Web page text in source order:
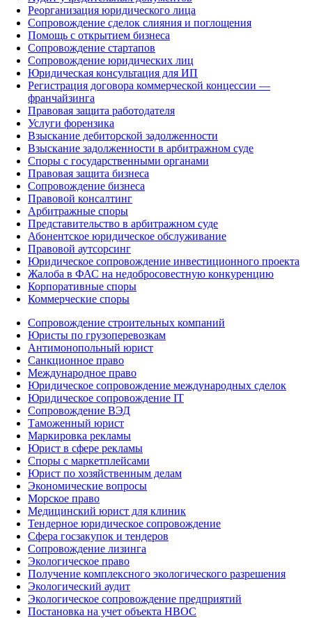
Реорганизация юридического лица
Сопровождение сделок слияния и поглощения
Помощь с открытием бизнеса
Сопровождение стартапов
Сопровождение юридических лиц
Юридическая консультация для ИП
Регистрация договора коммерческой концессии —
франчайзинга
Правовая защита работодателя
Услуги форензика
Взыскание дебиторской задолженности
Взыскание задолженности в арбитражном суде
Споры с государственными органами
Правовая защита бизнеса
Сопровождение бизнеса
Правовой консалтинг
Арбитражные споры
Представительство в арбитражном суде
Абонентское юридическое обслуживание
Правовой аутсорсинг
Юридическое сопровождение инвестиционного проекта
Жалоба в ФАС на недобросовестную конкуренцию
Корпоративные споры
Коммерческие споры
Сопровождение строительных компаний
Юристы по грузоперевозкам
Антимонопольный юрист
Санкционное право
Международное право
Юридическое сопровождение международных сделок
Юридическое сопровождение IT
Сопровождение ВЭД
Таможенный юрист
Маркировка рекламы
Юрист в сфере рекламы
Споры с маркетплейсами
Юрист по хозяйственным делам
Экономические вопросы
Морское право
Медицинский юрист для клиник
Тендерное юридическое сопровождение
Сфера госзакупок и тендеров
Сопровождение лизинга
Экологическое право
Получение комплексного экологического разрешения
Экологический аудит
Экологическое сопровождение предприятий
Постановка на учет объекта НВОС